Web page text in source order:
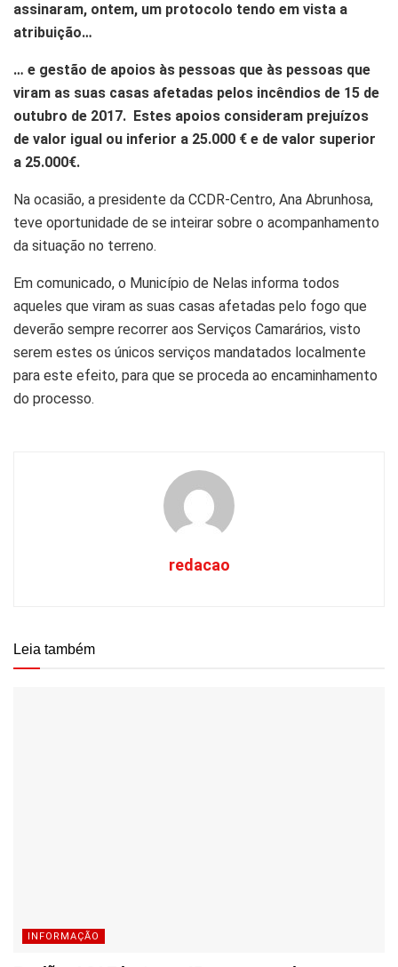
assinaram, ontem, um protocolo tendo em vista a
atribuição…
… e gestão de apoios às pessoas que às pessoas que
viram as suas casas afetadas pelos incêndios de 15 de
outubro de 2017. Estes apoios consideram prejuízos
de valor igual ou inferior a 25.000 € e de valor superior
a 25.000€.
Na ocasião, a presidente da CCDR-Centro, Ana Abrunhosa,
teve oportunidade de se inteirar sobre o acompanhamento
da situação no terreno.
Em comunicado, o Município de Nelas informa todos
aqueles que viram as suas casas afetadas pelo fogo que
deverão sempre recorrer aos Serviços Camarários, visto
serem estes os únicos serviços mandatados localmente
para este efeito, para que se proceda ao encaminhamento
do processo.
redacao
Leia também
INFORMAÇÃO